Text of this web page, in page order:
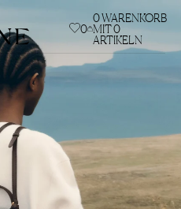
0
0WARENKORB
MIT 0
ARTIKELN